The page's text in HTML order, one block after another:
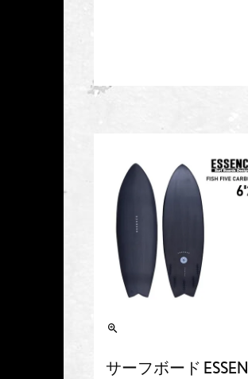
サーフボード ESSEN